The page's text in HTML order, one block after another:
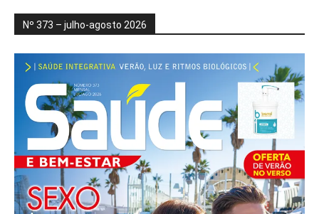
Nº 373 – julho-agosto 2026